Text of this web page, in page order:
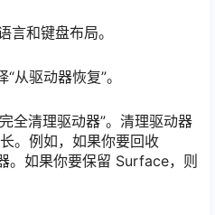
言和键盘布局。
从驱动器恢复”。
全清理驱动器”。清理驱动器
。例如，如果你要回收
。如果你要保留 Surface，则